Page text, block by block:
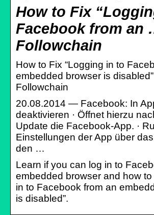
How to Fix
Facebook from an
Followchain
How to Fix “Logging in to
embedded browser is
Followchain
20.08.2014 — Facebook: In
deaktivieren · Öffnet hierzu
Update die Facebook-App. ·
Einstellungen der App über
den …
Learn if you can log in to
embedded browser and how to
in to Facebook from an
is disabled”.